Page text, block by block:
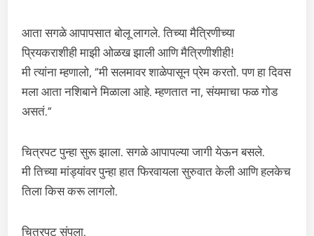
आता सगळे आपापसात बोलू लागले. तिच्या मैत्रिणीच्या
प्रियकराशीही माझी ओळख झाली आणि मैत्रिणीशीही!
मी त्यांना म्हणालो, “मी सलमावर शाळेपासून प्रेम करतो. पण हा दिवस
मला आता नशिबाने मिळाला आहे. म्हणतात ना, संयमाचा फळ गोड
असतं.”
चित्रपट पुन्हा सुरू झाला. सगळे आपापल्या जागी येऊन बसले.
मी तिच्या मांड्यांवर पुन्हा हात फिरवायला सुरुवात केली आणि हलकेच
तिला किस करू लागलो.
चित्रपट संपला.